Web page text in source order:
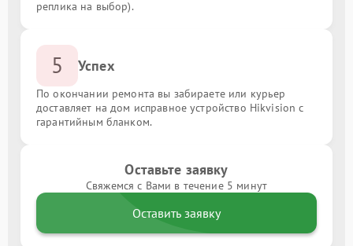
реплика на выбор).
5 Успех
По окончании ремонта вы забираете или курьер
доставляет на дом исправное устройство Hikvision с
гарантийным бланком.
Оставьте заявку
Свяжемся с Вами в течение 5 минут
Оставить заявку